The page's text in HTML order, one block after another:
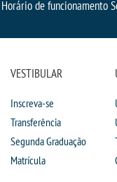
Horário de funcionamento
VESTIBULAR
Inscreva-se
Transferência
Segunda Graduação
Matrícula